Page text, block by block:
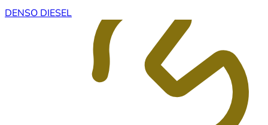
DENSO DIESEL